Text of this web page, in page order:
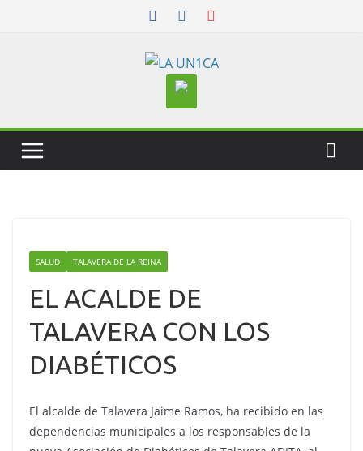
SALUD TALAVERA DE LA REINA
EL ACALDE DE
TALAVERA CON LOS
DIABÉTICOS
El alcalde de Talavera Jaime Ramos, ha recibido en las
dependencias municipales a los responsables de la